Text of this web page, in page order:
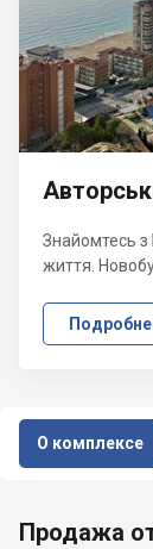
О комплексе
Знайомтесь з
життя.
Продажа